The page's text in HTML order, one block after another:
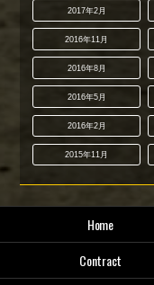
2017年2月
2016年11月
2016年8月
2016年5月
2016年2月
2015年11月
Home
Contract